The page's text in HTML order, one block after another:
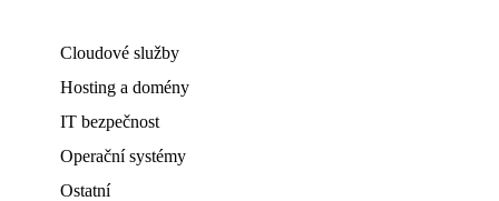
Cloudové služby
Hosting a domény
IT bezpečnost
Operační systémy
Ostatní